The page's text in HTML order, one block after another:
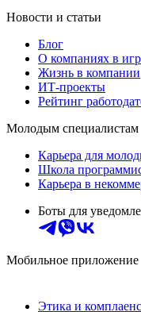
Новости и статьи
Блог
О компаниях в
Жизнь в компании
ИТ-проекты
Рейтинг
Молодым специалистам
Карьера для
Школа
Карьера в
Боты для
Мобильное приложение
Этика и комплаенс